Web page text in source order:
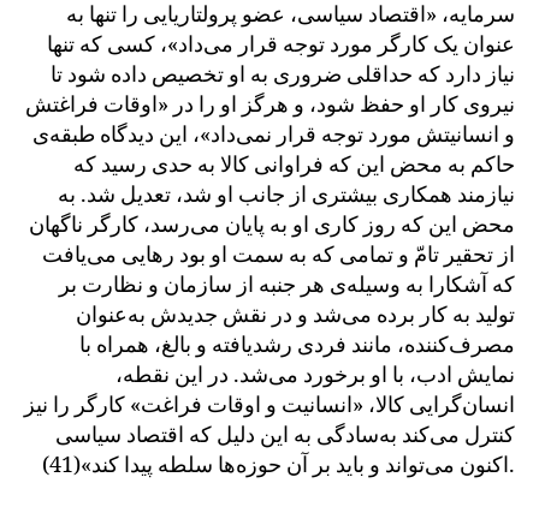
سرمایه، «اقتصاد سیاسی، عضو پرولتاریایی را تنها به
عنوان یک کارگر مورد توجه قرار می‌داد»، کسی که تنها
نیاز دارد که حداقلی ضروری به او تخصیص داده شود تا
نیروی کار او حفظ شود، و هرگز او را در «اوقات فراغتش
و انسانیتش مورد توجه قرار نمی‌داد»، این دیدگاه طبقه‌ی
حاکم به محض این که فراوانی کالا به حدی رسید که
نیازمند همکاری بیشتری از جانب او شد، تعدیل شد. به
محض این که روز کاری او به پایان می‌رسد، کارگر ناگهان
از تحقیر تامّ و تمامی که به سمت او بود رهایی می‌یافت
که آشکارا به وسیله‌ی هر جنبه از سازمان و نظارت بر
تولید به کار برده می‌شد و در نقش جدیدش به‌عنوان
مصرف‌کننده، مانند فردی رشدیافته و بالغ، همراه با
نمایش ادب، با او برخورد می‌شد. در این نقطه،
انسان‌گرایی کالا، «انسانیت و اوقات فراغت» کارگر را نیز
کنترل می‌کند به‌سادگی به این دلیل که اقتصاد سیاسی
اکنون می‌تواند و باید بر آن حوزه‌ها سلطه پیدا کند»(41).